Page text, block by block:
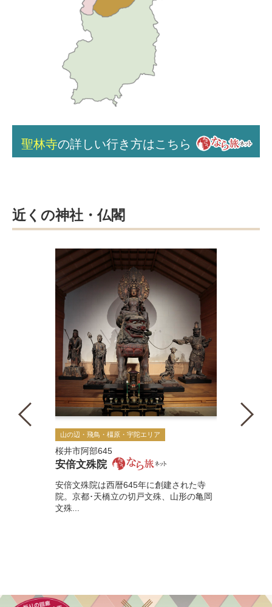
聖林寺の詳しい行き方はこちら
近くの神社・仏閣
山の辺・飛鳥・橿原・宇陀エリア
桜井市阿部645
安倍文殊院
安倍文殊院は西暦645年に創建された寺
院。京都･天橋立の切戸文殊、山形の亀岡
文殊...